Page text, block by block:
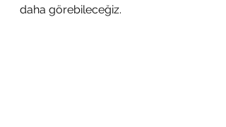
daha görebileceğiz.